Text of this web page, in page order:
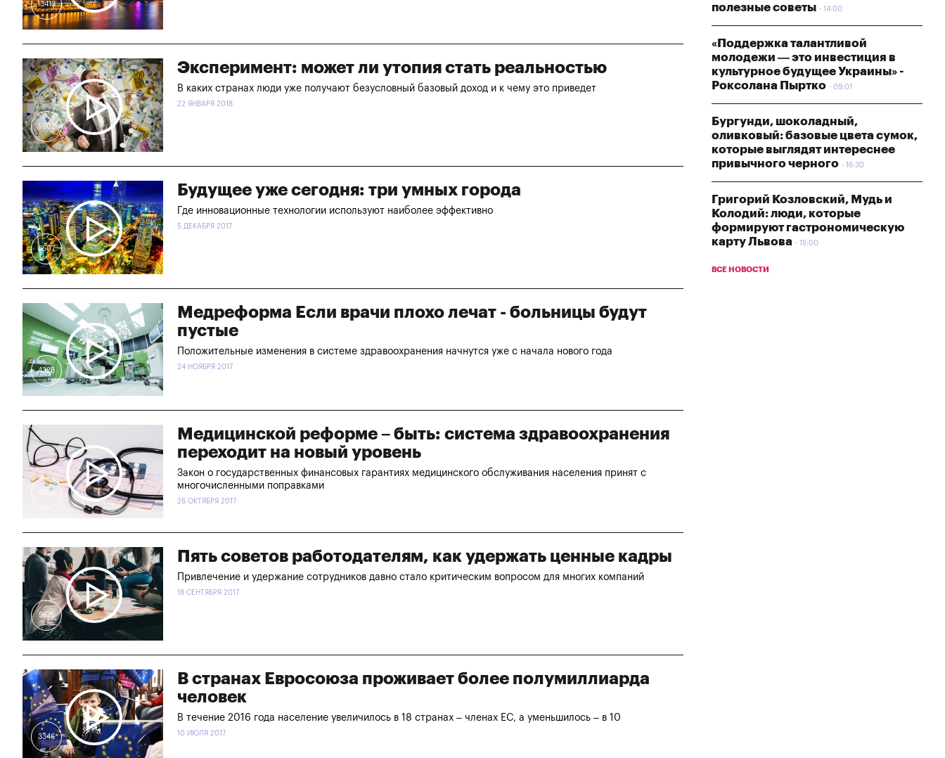
13413
5902
Эксперимент: может ли утопия стать реальностью
В каких странах люди уже получают безусловный базовый доход и к чему это приведет
22 ЯНВАРЯ 2018
8507
Будущее уже сегодня: три умных города
Где инновационные технологии используют наиболее эффективно
5 ДЕКАБРЯ 2017
4328
Медреформа Если врачи плохо лечат - больницы будут
пустые
Положительные изменения в системе здравоохранения начнутся уже с начала нового года
24 НОЯБРЯ 2017
4450
Медицинской реформе – быть: система здравоохранения
переходит на новый уровень
Закон о государственных финансовых гарантиях медицинского обслуживания населения принят с
многочисленными поправками
26 ОКТЯБРЯ 2017
9675
Пять советов работодателям, как удержать ценные кадры
Привлечение и удержание сотрудников давно стало критическим вопросом для многих компаний
18 СЕНТЯБРЯ 2017
3346
В странах Евросоюза проживает более полумиллиарда
человек
В течение 2016 года население увеличилось в 18 странах – членах ЕС, а уменьшилось – в 10
10 ИЮЛЯ 2017
полезные советы
14:00
«Поддержка талантливой
молодежи — это инвестиция в
культурное будущее Украины» -
Роксолана Пыртко
09:01
Бургунди, шоколадный,
оливковый: базовые цвета сумок,
которые выглядят интереснее
привычного черного
16:30
Григорий Козловский, Мудь и
Колодий: люди, которые
формируют гастрономическую
карту Львова
15:00
ВСЕ НОВОСТИ